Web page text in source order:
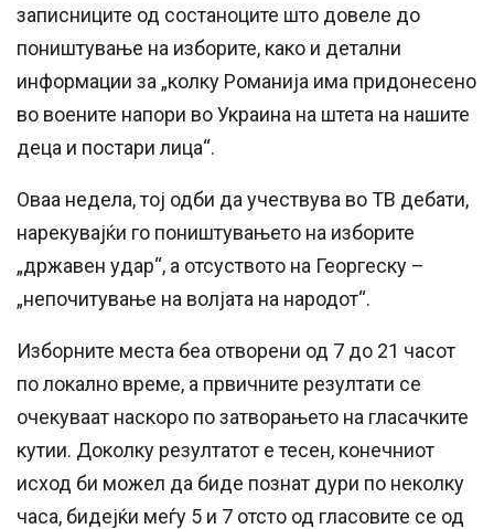
записниците од состаноците што довеле до
поништување на изборите, како и детални
информации за „колку Романија има придонесено
во воените напори во Украина на штета на нашите
деца и постари лица“.
Оваа недела, тој одби да учествува во ТВ дебати,
нарекувајќи го поништувањето на изборите
„државен удар“, а отсуството на Георгеску –
„непочитување на волјата на народот“.
Изборните места беа отворени од 7 до 21 часот
по локално време, а првичните резултати се
очекуваат наскоро по затворањето на гласачките
кутии. Доколку резултатот е тесен, конечниот
исход би можел да биде познат дури по неколку
часа, бидејќи меѓу 5 и 7 отсто од гласовите се од